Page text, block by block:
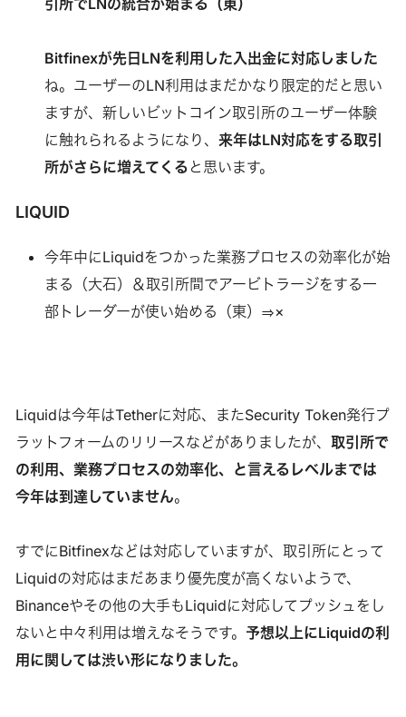
Bitfinexが先日LNを利用した入出金に対応しました
ね。ユーザーのLN利用はまだかなり限定的だと思い
ますが、新しいビットコイン取引所のユーザー体験
に触れられるようになり、 来年はLN対応をする取引
所がさらに増えてくる と思います。
LIQUID
今年中にLiquidをつかった業務プロセスの効率化が始
まる（大石）＆取引所間でアービトラージをする一
部トレーダーが使い始める（東）⇒×
Liquidは今年はTetherに対応、またSecurity Token発行プ
ラットフォームのリリースなどがありましたが、 取引所で
の利用、業務プロセスの効率化、と言えるレベルまでは
今年は到達していません。
すでにBitfinexなどは対応していますが、取引所にとって
Liquidの対応はまだあまり優先度が高くないようで、
Binanceやその他の大手もLiquidに対応してプッシュをし
ないと中々利用は増えなそうです。 予想以上にLiquidの利
用に関しては渋い形になりました。